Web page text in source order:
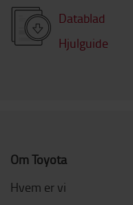
Datablad
Hjulguide
Om Toyota
Hvem er vi